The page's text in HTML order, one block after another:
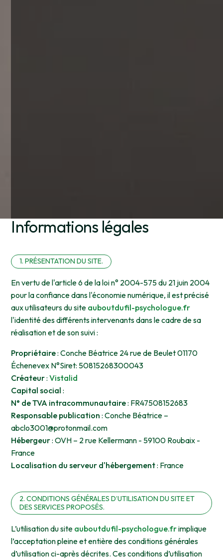
Informations légales
1. PRÉSENTATION DU SITE.
En vertu de l'article 6 de la loi n° 2004-575 du 21 juin 2004
pour la confiance dans l'économie numérique, il est précisé
aux utilisateurs du site auboutdufil-psychologue.fr
l'identité des différents intervenants dans le cadre de sa
réalisation et de son suivi :
Propriétaire: Conche Béatrice 24 rue de Beulet 01170
Échenevex N°Siret: 50815268300043
Créateur:Vistalid
Capital social :
N° de TVA intracommunautaire: FR47508152683
Responsable publication : Conche Béatrice –
abclo3001@protonmail.com
Hébergeur: OVH – 2 rue Kellermann - 59100 Roubaix -
France
Localisation du serveur d'hébergement: France
2. CONDITIONS GÉNÉRALES D’UTILISATION DU SITE ET
DES SERVICES PROPOSÉS.
L’utilisation du site auboutdufil-psychologue.frimplique
l’acceptation pleine et entière des conditions générales
d’utilisation ci-après décrites. Ces conditions d’utilisation